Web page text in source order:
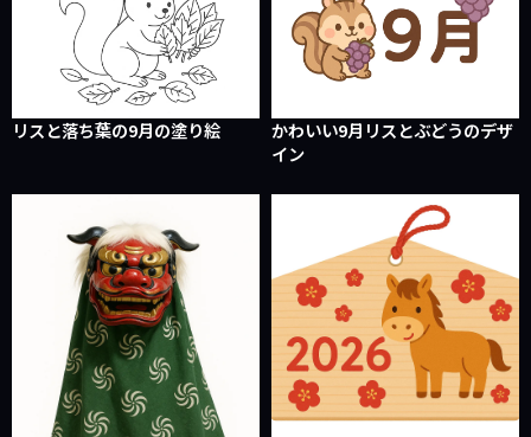
リスと落ち葉の9月の塗り絵
かわいい9月リスとぶどうのデザ
イン